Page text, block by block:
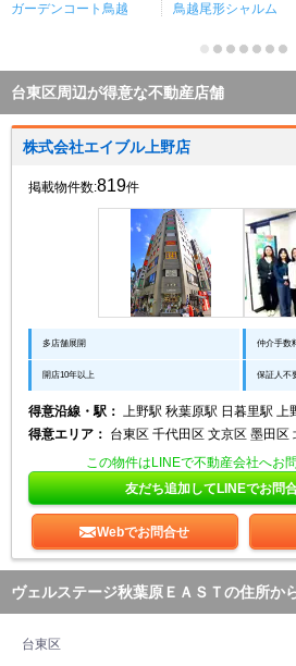
ガーデンコート鳥越 鳥越尾形シャルム
台東区周辺が得意な不動産店舗
株式会社エイブル上野店
掲載物件数:819件
多店舗展開 仲介手数
開店10年以上 保証人不
得意沿線・駅：
上野駅 秋葉原駅 日暮里駅 上
得意エリア：
台東区 千代田区 文京区 墨田区
この物件はLINEで不動産会社へお
友だち追加してLINEでお問
Webでお問合せ
ヴェルステージ秋葉原ＥＡＳＴの住所か
台東区